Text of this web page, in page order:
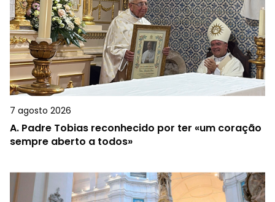
7 agosto 2026
A. Padre Tobias reconhecido por ter «um coração
sempre aberto a todos»